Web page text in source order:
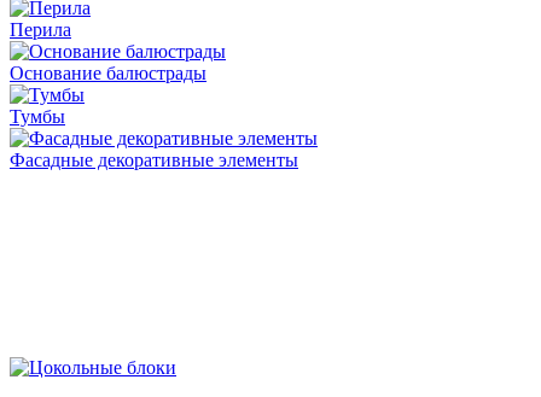
Перила
Основание балюстрады
Тумбы
Фасадные декоративные элементы